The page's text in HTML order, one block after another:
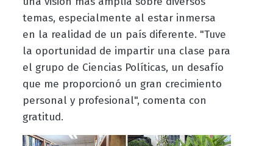
temas, especialmente al estar inmersa
en la realidad de un país diferente. "Tuve
la oportunidad de impartir una clase para
el grupo de Ciencias Políticas, un desafío
que me proporcionó un gran crecimiento
personal y profesional", comenta con
gratitud.